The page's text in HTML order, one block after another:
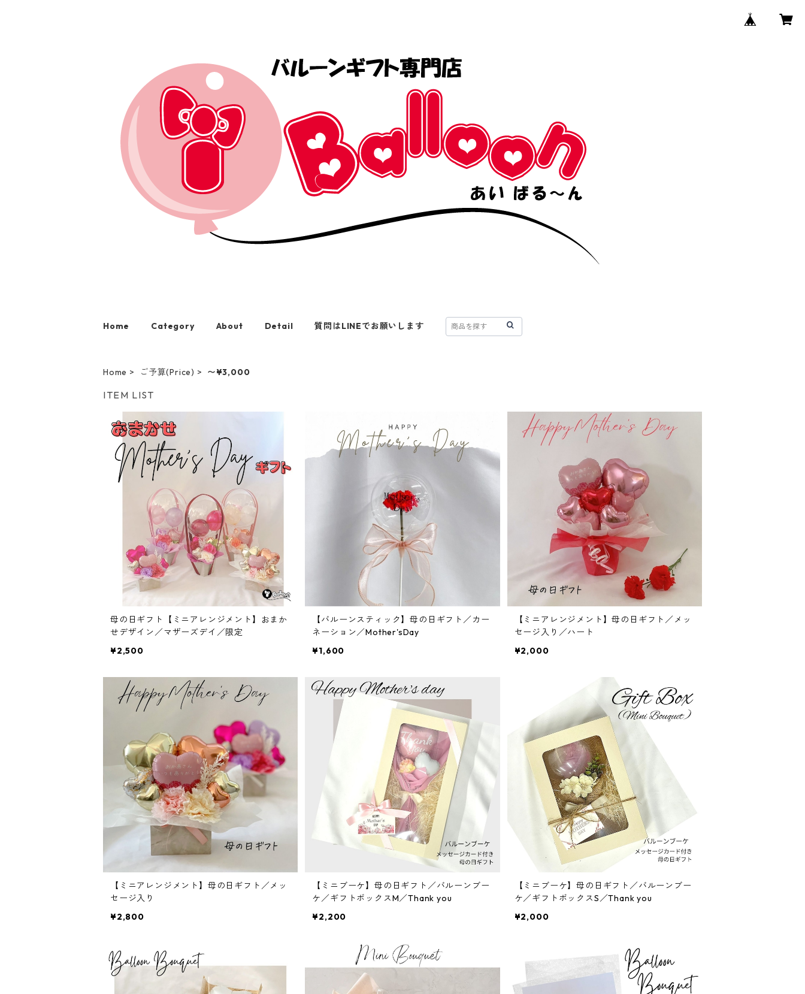
Home Category About Detail 質問はLINEでお願いします
Home ご予算(Price) 〜¥3,000
ITEM LIST
母の日ギフト【ミニアレンジメント】おまか
せデザイン／マザーズデイ／限定
¥2,500
【バルーンスティック】母の日ギフト／カー
ネーション／Mother'sDay
¥1,600
【ミニアレンジメント】母の日ギフト／メッ
セージ入り／ハート
¥2,000
【ミニアレンジメント】母の日ギフト／メッ
セージ入り
¥2,800
【ミニブーケ】母の日ギフト／バルーンブー
ケ／ギフトボックスM／Thank you
¥2,200
【ミニブーケ】母の日ギフト／バルーンブー
ケ／ギフトボックスS／Thank you
¥2,000